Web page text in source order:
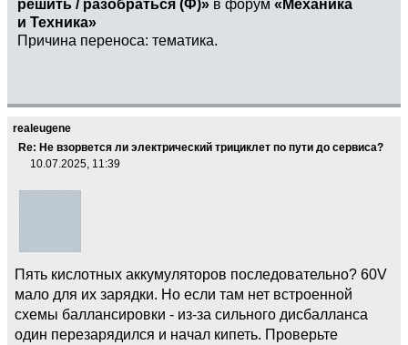
решить / разобраться (Ф)» в форум «Механика
и Техника»
Причина переноса: тематика.
realeugene
Re: Не взорвется ли электрический трициклет по пути до сервиса?
10.07.2025, 11:39
Пять кислотных аккумуляторов последовательно? 60V
мало для их зарядки. Но если там нет встроенной
схемы баллансировки - из-за сильного дисбалланса
один перезарядился и начал кипеть. Проверьте